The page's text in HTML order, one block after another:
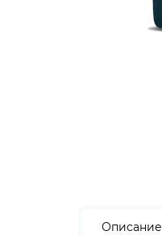
Описание